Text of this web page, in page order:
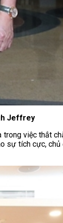
Jeffrey
việc thắt
sự tích cực,